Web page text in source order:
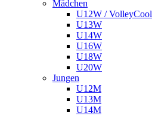
Mädchen
U12W / VolleyCool
U13W
U14W
U16W
U18W
U20W
Jungen
U12M
U13M
U14M